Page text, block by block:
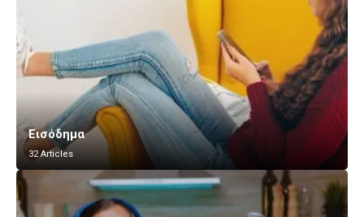
Εισόδημα
32 Articles